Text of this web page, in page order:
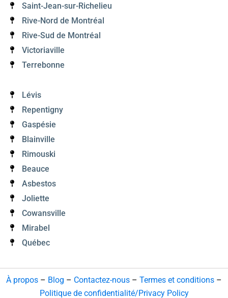
Saint-Jean-sur-Richelieu
Rive-Nord de Montréal
Rive-Sud de Montréal
Victoriaville
Terrebonne
Lévis
Repentigny
Gaspésie
Blainville
Rimouski
Beauce
Asbestos
Joliette
Cowansville
Mirabel
Québec
À propos – Blog – Contactez-nous – Termes et conditions –
Politique de confidentialité/Privacy Policy